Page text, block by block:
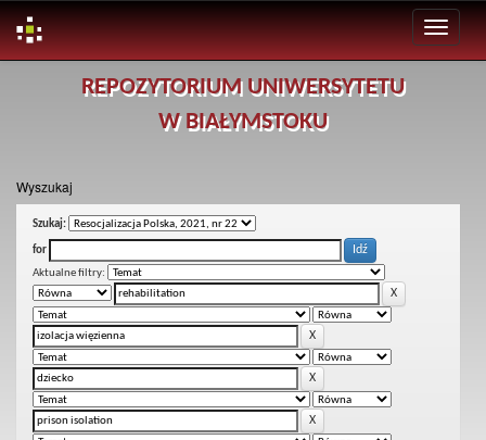
REPOZYTORIUM UNIWERSYTETU
W BIAŁYMSTOKU
Wyszukaj
Szukaj:
for
Aktualne filtry: